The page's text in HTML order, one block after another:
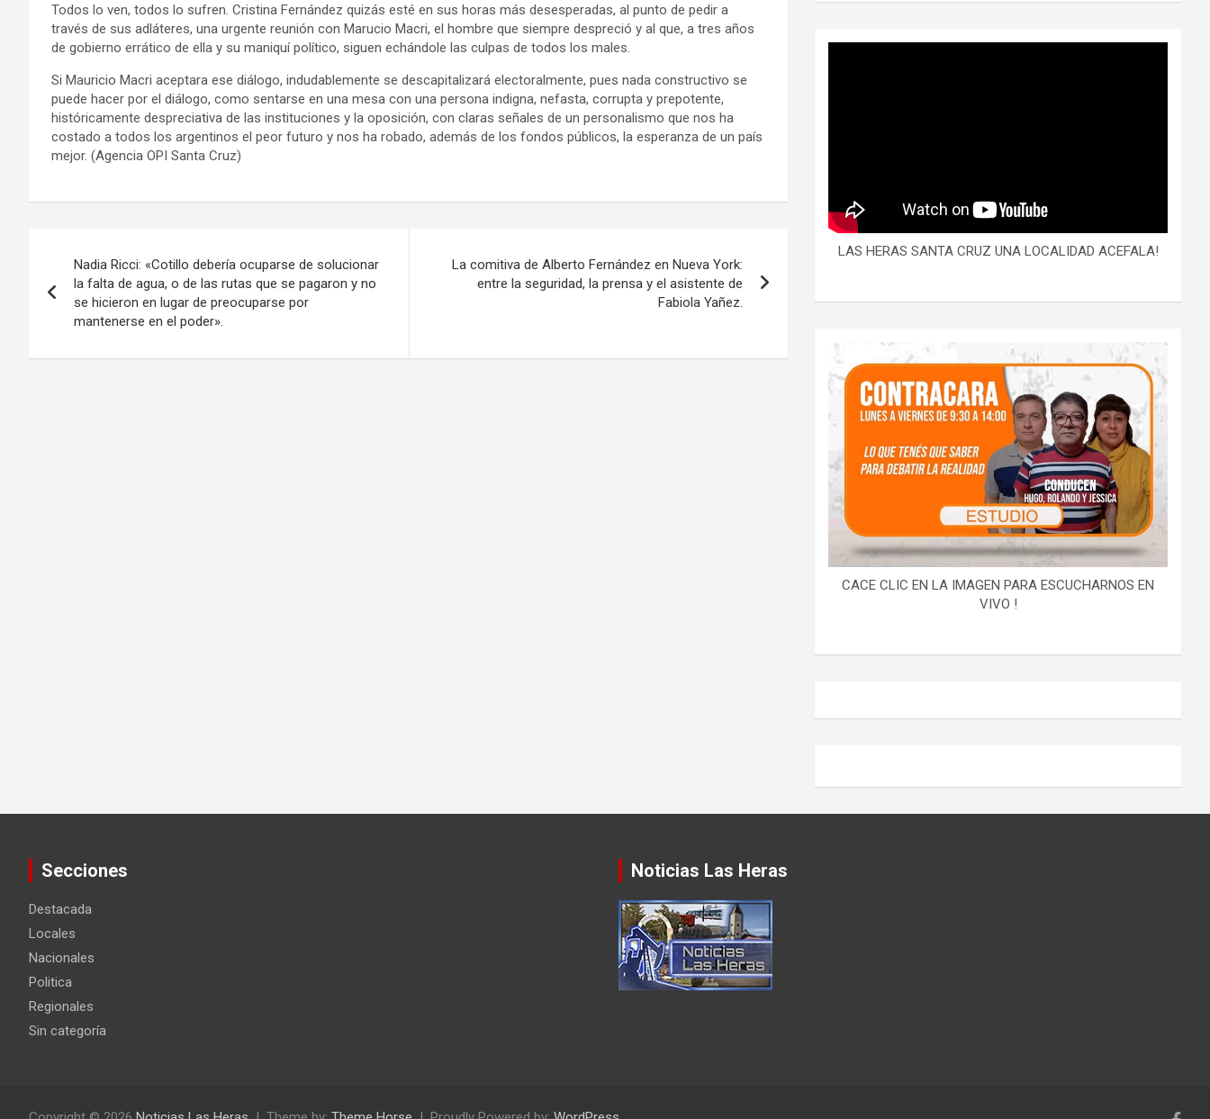
Todos lo ven, todos lo sufren. Cristina Fernández quizás esté en sus horas más desesperadas, al punto de pedir a
través de sus adláteres, una urgente reunión con Marucio Macri, el hombre que siempre despreció y al que, a tres años
de gobierno errático de ella y su maniquí político, siguen echándole las culpas de todos los males.
Si Mauricio Macri aceptara ese diálogo, indudablemente se descapitalizará electoralmente, pues nada constructivo se
puede hacer por el diálogo, como sentarse en una mesa con una persona indigna, nefasta, corrupta y prepotente,
históricamente despreciativa de las instituciones y la oposición, con claras señales de un personalismo que nos ha
costado a todos los argentinos el peor futuro y nos ha robado, además de los fondos públicos, la esperanza de un país
mejor. (Agencia OPI Santa Cruz)
de
entradas
Nadia Ricci: «Cotillo debería ocuparse de solucionar
la falta de agua, o de las rutas que se pagaron y no
se hicieron en lugar de preocuparse por
mantenerse en el poder».
La comitiva de Alberto Fernández en Nueva York:
entre la seguridad, la prensa y el asistente de
Fabiola Yañez.
LAS HERAS SANTA CRUZ UNA LOCALIDAD ACEFALA!
CACE CLIC EN LA IMAGEN PARA ESCUCHARNOS EN
VIVO !
Secciones
Destacada
Locales
Nacionales
Politica
Regionales
Sin categoría
Noticias Las Heras